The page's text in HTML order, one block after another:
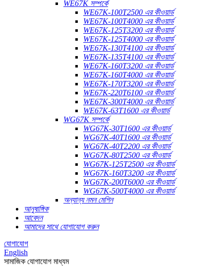
WE67K সম্পর্কে
WE67K-100T2500 এর কীওয়ার্ড
WE67K-100T4000 এর কীওয়ার্ড
WE67K-125T3200 এর কীওয়ার্ড
WE67K-125T4000 এর কীওয়ার্ড
WE67K-130T4100 এর কীওয়ার্ড
WE67K-135T4100 এর কীওয়ার্ড
WE67K-160T3200 এর কীওয়ার্ড
WE67K-160T4000 এর কীওয়ার্ড
WE67K-170T3200 এর কীওয়ার্ড
WE67K-220T6100 এর কীওয়ার্ড
WE67K-300T4000 এর কীওয়ার্ড
WE67K-63T1600 এর কীওয়ার্ড
WG67K সম্পর্কে
WG67K-30T1600 এর কীওয়ার্ড
WG67K-40T1600 এর কীওয়ার্ড
WG67K-40T2200 এর কীওয়ার্ড
WG67K-80T2500 এর কীওয়ার্ড
WG67K-125T2500 এর কীওয়ার্ড
WG67K-160T3200 এর কীওয়ার্ড
WG67K-200T6000 এর কীওয়ার্ড
WG67K-500T4000 এর কীওয়ার্ড
অন্যান্য নমন মেশিন
আনুষাঙ্গিক
আবেদন
আমাদের সাথে যোগাযোগ করুন
যোগাযোগ
English
সামাজিক যোগাযোগ মাধ্যম